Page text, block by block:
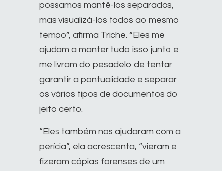
possamos mantê-los separados,
mas visualizá-los todos ao mesmo
tempo”, afirma Triche. “Eles me
ajudam a manter tudo isso junto e
me livram do pesadelo de tentar
garantir a pontualidade e separar
os vários tipos de documentos do
jeito certo.
“Eles também nos ajudaram com a
perícia”, ela acrescenta, “vieram e
fizeram cópias forenses de um